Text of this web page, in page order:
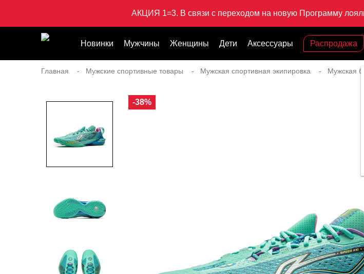
АКЦИЯ 1=3. В связи с переходом на новую Программу
Новинки Мужчины Женщины Дети Аксессуары Распродажа
Главная Мужские спортивные товары Мужская спортивная экипировка Мужская
-38%